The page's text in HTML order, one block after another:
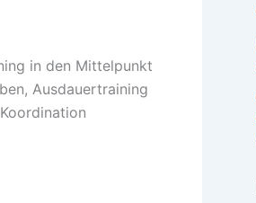
in den Mittelpunkt
Ausdauertraining